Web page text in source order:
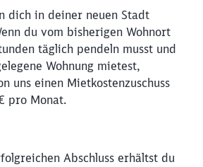
dich in deiner neuen Stadt
du vom bisherigen Wohnort
täglich pendeln musst und
Wohnung mietest,
uns einen Mietkostenzuschuss
pro Monat.
Abschluss erhältst du
zuweitergeleitet